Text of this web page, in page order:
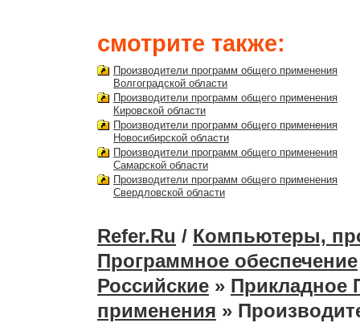
смотрите также:
Производители программ общего применения
Волгоградской области
Производители программ общего применения
Кировской области
Производители программ общего применения
Новосибирской области
Производители программ общего применения
Самарской области
Производители программ общего применения
Свердловской области
Refer.Ru / Компьютеры,
Программное обеспечение
Российские » Прикладное
применения »